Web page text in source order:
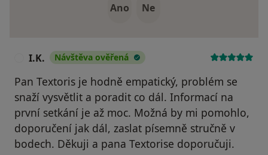
Ano Ne
I.K. Návštěva ověřená
Pan Textoris je hodně empatický, problém se
snaží vysvětlit a poradit co dál. Informací na
první setkání je až moc. Možná by mi pomohlo,
doporučení jak dál, zaslat písemně stručně v
bodech. Děkuji a pana Textorise doporučuji.